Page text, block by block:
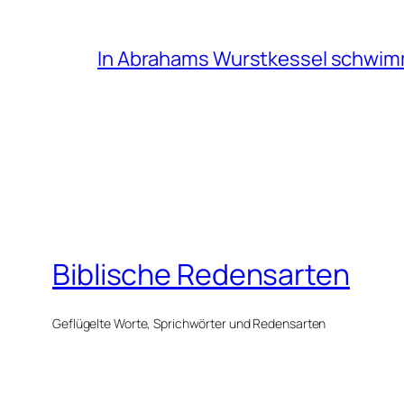
In Abrahams Wurstkessel
Biblische Redensarten
Geflügelte Worte, Sprichwörter und Redensarten